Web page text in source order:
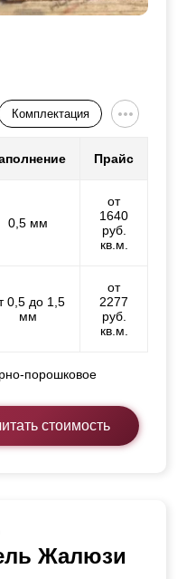
Комплектация
Прайс
0,5 мм
от
1640
руб.
кв.м.
0,5 до 1,5
мм
от
2277
руб.
кв.м.
порошковое
стоимость
Жалюзи